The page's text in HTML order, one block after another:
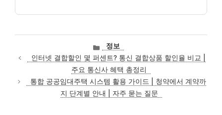
카
테
고
리
정보
인터넷 결합할인 몇 퍼센트? 통신 결합상품 할인율 비교 |
주요 통신사 혜택 총정리
통합 공공임대주택 시스템 활용 가이드 | 청약에서 계약까
지 단계별 안내 | 자주 묻는 질문